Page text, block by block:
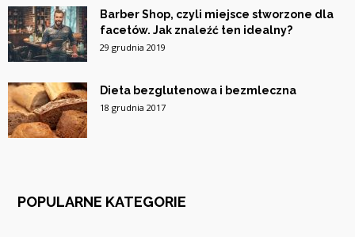
Barber Shop, czyli miejsce stworzone dla
facetów. Jak znaleźć ten idealny?
29 grudnia 2019
Dieta bezglutenowa i bezmleczna
18 grudnia 2017
POPULARNE KATEGORIE